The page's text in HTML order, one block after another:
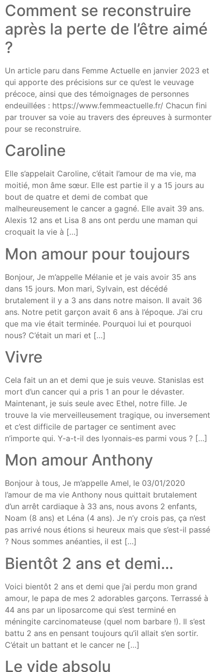
Comment se reconstruire
après la perte de l’être aimé
?
Un article paru dans Femme Actuelle en janvier 2023 et
qui apporte des précisions sur ce qu’est le veuvage
précoce, ainsi que des témoignages de personnes
endeuillées : https://www.femmeactuelle.fr/ Chacun fini
par trouver sa voie au travers des épreuves à surmonter
pour se reconstruire.
Caroline
Elle s’appelait Caroline, c’était l’amour de ma vie, ma
moitié, mon âme sœur. Elle est partie il y a 15 jours au
bout de quatre et demi de combat que
malheureusement le cancer a gagné. Elle avait 39 ans.
Alexis 12 ans et Lisa 8 ans ont perdu une maman qui
croquait la vie à […]
Mon amour pour toujours
Bonjour, Je m’appelle Mélanie et je vais avoir 35 ans
dans 15 jours. Mon mari, Sylvain, est décédé
brutalement il y a 3 ans dans notre maison. Il avait 36
ans. Notre petit garçon avait 6 ans à l’époque. J’ai cru
que ma vie était terminée. Pourquoi lui et pourquoi
nous? C’était un mari et […]
Vivre
Cela fait un an et demi que je suis veuve. Stanislas est
mort d’un cancer qui a pris 1 an pour le dévaster.
Maintenant, je suis seule avec Ethel, notre fille. Je
trouve la vie merveilleusement tragique, ou inversement
et c’est difficile de partager ce sentiment avec
n’importe qui. Y-a-t-il des lyonnais-es parmi vous ? […]
Mon amour Anthony
Bonjour à tous, Je m’appelle Amel, le 03/01/2020
l’amour de ma vie Anthony nous quittait brutalement
d’un arrêt cardiaque à 33 ans, nous avons 2 enfants,
Noam (8 ans) et Léna (4 ans). Je n’y crois pas, ça n’est
pas arrivé nous étions si heureux mais que s’est-il passé
? Nous sommes anéanties, il est […]
Bientôt 2 ans et demi…
Voici bientôt 2 ans et demi que j’ai perdu mon grand
amour, le papa de mes 2 adorables garçons. Terrassé à
44 ans par un liposarcome qui s’est terminé en
méningite carcinomateuse (quel nom barbare !). Il s’est
battu 2 ans en pensant toujours qu’il allait s’en sortir.
C’était un battant et le cancer ne […]
Le vide absolu